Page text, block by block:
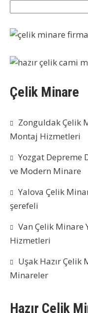
Çelik Minare
Zonguldak Çelik
Montaj Hizmetleri
Yozgat Depreme
ve Modern Minare
Yalova Çelik
şerefeli
Van Çelik Minare
Hizmetleri
Uşak Hazır Çelik
Minareler
Hazır Çelik